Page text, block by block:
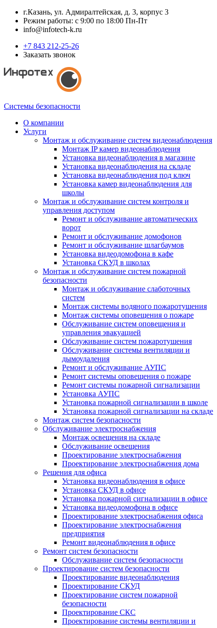
г.Казань, ул. Адмиралтейская, д. 3, корпус 3
Режим работы: с 9:00 по 18:00 Пн-Пт
info@infotech-k.ru
+7 843 212-25-26
Заказать звонок
Системы безопасности
О компании
Услуги
Монтаж и обслуживание систем видеонаблюдения
Монтаж IP камер видеонаблюдения
Установка видеонаблюдения в магазине
Установка видеонаблюдения на складе
Установка видеонаблюдения под ключ
Установка камер видеонаблюдения для
школы
Монтаж и обслуживание систем контроля и
управления доступом
Ремонт и обслуживание автоматических
ворот
Ремонт и обслуживание домофонов
Ремонт и обслуживание шлагбаумов
Установка видеодомофона в кафе
Установка СКУД в школах
Монтаж и обслуживание систем пожарной
безопасности
Монтаж и обслуживание слаботочных
систем
Монтаж системы водяного пожаротушения
Монтаж системы оповещения о пожаре
Обслуживание систем оповещения и
управления эвакуацией
Обслуживание систем пожаротушения
Обслуживание системы вентиляции и
дымоудаления
Ремонт и обслуживание АУПС
Ремонт системы оповещения о пожаре
Ремонт системы пожарной сигнализации
Установка АУПС
Установка пожарной сигнализации в школе
Установка пожарной сигнализации на складе
Монтаж систем безопасности
Обслуживание электроснабжения
Монтаж освещения на складе
Обслуживание освещения
Проектирование электроснабжения
Проектирование электроснабжения дома
Решения для офиса
Установка видеонаблюдения в офисе
Установка СКУД в офисе
Установка пожарной сигнализации в офисе
Установка видеодомофона в офисе
Проектирование электроснабжения офиса
Проектирование электроснабжения
предприятия
Ремонт видеонаблюдения в офисе
Ремонт систем безопасности
Обслуживание систем безопасности
Проектирование систем безопасности
Проектирование видеонаблюдения
Проектирование СКУД
Проектирование систем пожарной
безопасности
Проектирование СКС
Проектирование системы вентиляции и